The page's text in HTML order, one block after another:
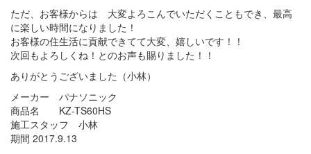
ただ、お客様からは 大変よろこんでいただくこともでき、最高
に楽しい時間になりました！
お客様の住生活に貢献できてて大変、嬉しいです！！
次回もよろしくね！とのお声も賜りました！！
ありがとうございました（小林）
メーカー パナソニック
商品名 KZ-TS60HS
施工スタッフ 小林
期間 2017.9.13